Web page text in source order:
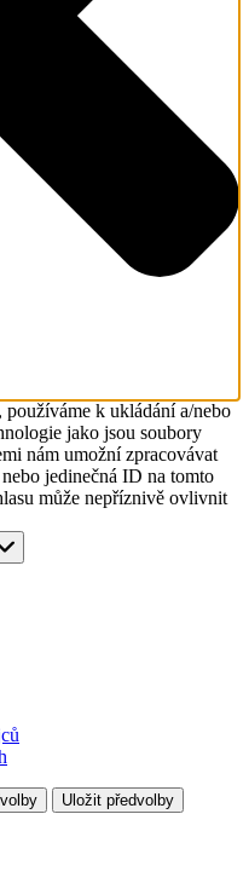
k ukládání a/nebo
jako jsou soubory
nám umožní zpracovávat
jedinečná ID na tomto
může nepříznivě ovlivnit
Uložit předvolby